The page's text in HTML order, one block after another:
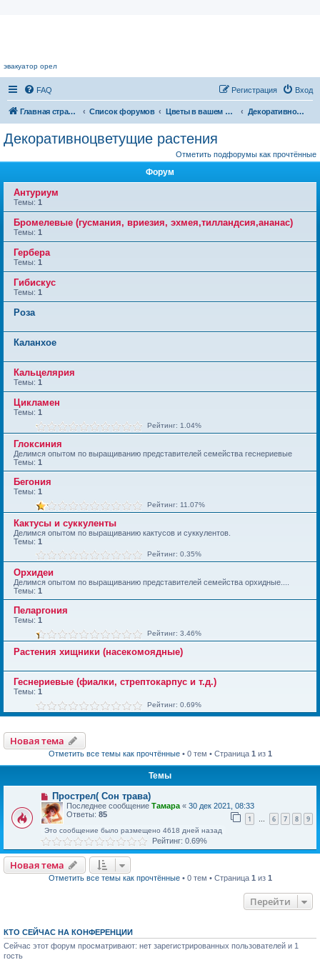
эвакуатор орел
FAQ Вход
Регистрация
Главная страница Список форумов Цветы в вашем доме Декоративноцветущие растения
Декоративноцветущие растения
Отметить подфорумы как прочтённые
Форум
Антуриум
Темы: 1
Бромелевые (гусмания, вриезия, эхмея,тилландсия,ананас)
Темы: 1
Гербера
Темы: 1
Гибискус
Темы: 1
Роза
Каланхое
Кальцелярия
Темы: 1
Цикламен
Темы: 1
Рейтинг: 1.04%
Глоксиния
Делимся опытом по выращиванию представителей семейства геснериевые
Темы: 1
Бегония
Темы: 1
Рейтинг: 11.07%
Кактусы и суккуленты
Делимся опытом по выращиванию кактусов и суккулентов.
Темы: 1
Рейтинг: 0.35%
Орхидеи
Делимся опытом по выращиванию представителей семейства орхидные....
Темы: 1
Пеларгония
Темы: 1
Рейтинг: 3.46%
Растения хищники (насекомоядные)
Геснериевые (фиалки, стрептокарпус и т.д.)
Темы: 1
Рейтинг: 0.69%
Новая тема
Отметить все темы как прочтённые• 0 тем • Страница 1 из 1
Темы
Прострел( Сон трава)
Последнее сообщение Тамара « 30 дек 2021, 08:33
Ответы: 85 1 … 6 7 8 9
Это сообщение было размещено 4618 дней назад
Рейтинг: 0.69%
Новая тема
Отметить все темы как прочтённые• 0 тем • Страница 1 из 1
Перейти
КТО СЕЙЧАС НА КОНФЕРЕНЦИИ
Сейчас этот форум просматривают: нет зарегистрированных пользователей и 1
гость